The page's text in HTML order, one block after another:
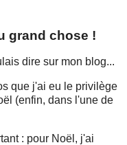
grand chose !
dire sur mon blog...
que j'ai eu le privilège
(enfin, dans l'une de
: pour Noël, j'ai